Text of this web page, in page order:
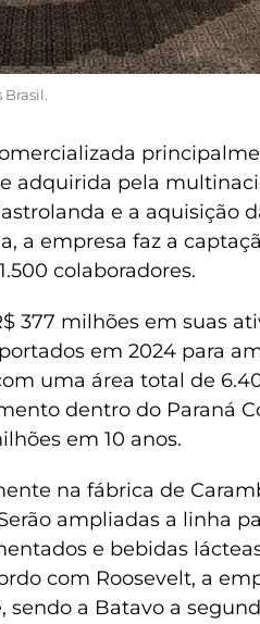
Brasil.
adquirida pela
e a aquisição
a empresa faz a
colaboradores.
377 milhões em suas
em 2024 para
uma área total de
dentro do Paraná
em 10 anos.
na fábrica de
ampliadas a linha
e bebidas
com Roosevelt, a
sendo a Batavo a